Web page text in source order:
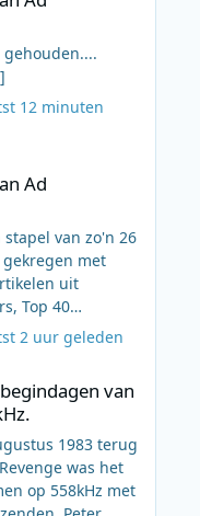
12 minuten
Ad
van zo'n 26
met
uit
Top 40
etc.
scans
de scans dan op
de eerste scan
uit juni 1967:
terecht moet
2 uur geleden
Caroline op 558kHz.
van
1983 terug
was het
op 558kHz met